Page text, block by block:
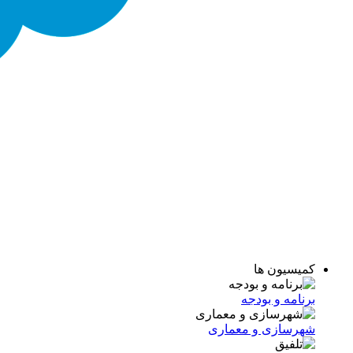
کمیسیون ها
برنامه و بودجه
شهرسازی و معماری